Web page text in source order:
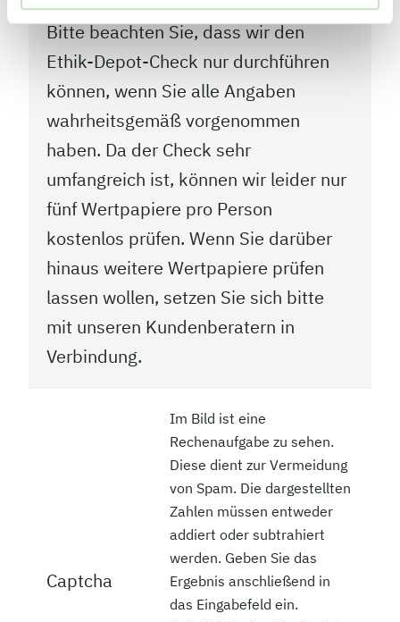
Bitte beachten Sie, dass wir den
Ethik-Depot-Check nur durchführen
können, wenn Sie alle Angaben
wahrheitsgemäß vorgenommen
haben. Da der Check sehr
umfangreich ist, können wir leider nur
fünf Wertpapiere pro Person
kostenlos prüfen. Wenn Sie darüber
hinaus weitere Wertpapiere prüfen
lassen wollen, setzen Sie sich bitte
mit unseren Kundenberatern in
Verbindung.
Captcha
Im Bild ist eine
Rechenaufgabe zu sehen.
Diese dient zur Vermeidung
von Spam. Die dargestellten
Zahlen müssen entweder
addiert oder subtrahiert
werden. Geben Sie das
Ergebnis anschließend in
das Eingabefeld ein.